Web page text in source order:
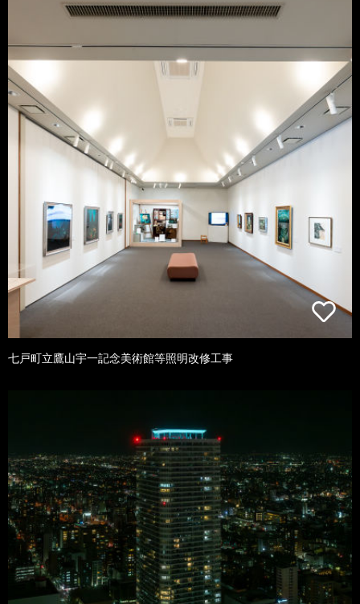
七戸町立鷹山宇一記念美術館等照明改修工事